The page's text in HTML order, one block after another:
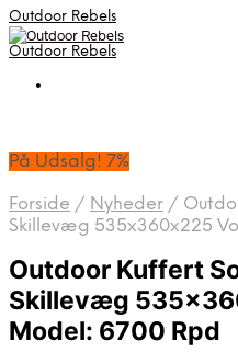
Outdoor Rebels
Outdoor Rebels
På Udsalg! 7%
Forside / Nyheder /
Skillevæg 535x360x225
Outdoor Kuffert
Skillevæg
Model: 6700 Rpd